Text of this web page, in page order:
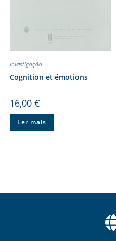
Investigação
Cognition et émotions
16,00 €
Ler mais